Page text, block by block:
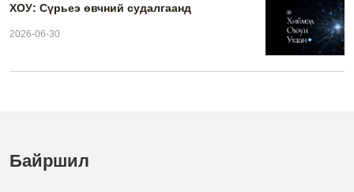
ХОУ: Сүрьеэ өвчний судалгаанд
2026-06-30
Байршил